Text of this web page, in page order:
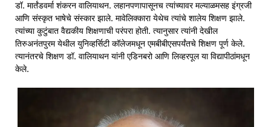
डॉ. मार्तंडवर्मा शंकरन वालियाथन. लहानपणापासूनच त्यांच्यावर मल्याळमसह इंग्रजी
आणि संस्कृत भाषेचे संस्कार झाले. मावेलिक्कारा येथेच त्यांचे शालेय शिक्षण झाले.
त्यांच्या कुटुंबात वैद्यकीय शिक्षणाची परंपरा होती. त्यानुसार त्यांनी देखील
तिरुअनंतपुरम येथील युनिव्हर्सिटी कॉलेजमधून एमबीबीएसपर्यंतचे शिक्षण पूर्ण केले.
त्यानंतरचे शिक्षण डॉ. वालियाथन यांनी एडिनबरो आणि लिव्हरपूल या विद्यापीठांमधून
केले.